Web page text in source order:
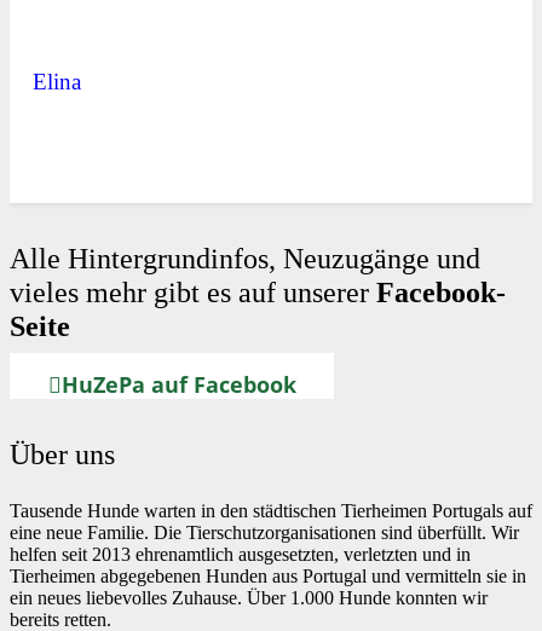
Elina
Alle Hintergrundinfos, Neuzugänge und
vieles mehr gibt es auf unserer Facebook-
Seite
HuZePa auf Facebook
Über uns
Tausende Hunde warten in den städtischen Tierheimen Portugals auf
eine neue Familie. Die Tierschutzorganisationen sind überfüllt. Wir
helfen seit 2013 ehrenamtlich ausgesetzten, verletzten und in
Tierheimen abgegebenen Hunden aus Portugal und vermitteln sie in
ein neues liebevolles Zuhause. Über 1.000 Hunde konnten wir
bereits retten.